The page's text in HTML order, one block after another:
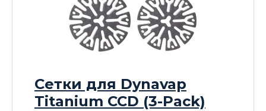
Сетки для Dynavap
Titanium CCD (3-Pack)